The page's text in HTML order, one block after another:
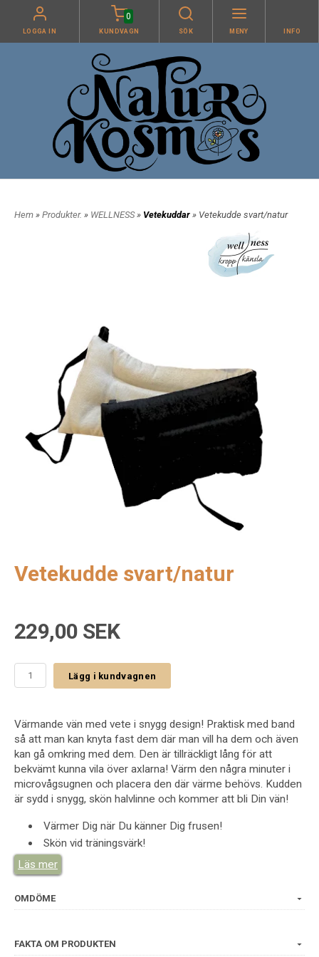
LOGGA IN
0
KUNDVAGN SÖK MENY INFO
Hem » Produkter. » WELLNESS» Vetekuddar » Vetekudde svart/natur
Vetekudde svart/natur
229,00 SEK
Lägg i kundvagnen
Värmande vän med vete i snygg design! Praktisk med band
så att man kan knyta fast dem där man vill ha dem och även
kan gå omkring med dem. Den är tillräckligt lång för att
bekvämt kunna vila över axlarna! Värm den några minuter i
microvågsugnen och placera den där värme behövs. Kudden
är sydd i snygg, skön halvlinne och kommer att bli Din vän!
Värmer Dig när Du känner Dig frusen!
Skön vid träningsvärk!
Skön vid spända muskler!
Hjälper Dig att varva ner!
Prova den vid mensvärk!
vanlig ugn 150 grader under konstant uppsikt! Kudden ska då
Läs mer
OMDÖME
FAKTA OM PRODUKTEN